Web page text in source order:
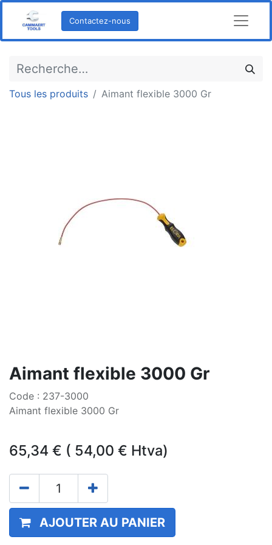
Contactez-nous
Tous les produits Aimant flexible 3000 Gr
Aimant flexible 3000 Gr
Code : 237-3000
Aimant flexible 3000 Gr
65,34 € ( 54,00 € Htva)
AJOUTER AU PANIER